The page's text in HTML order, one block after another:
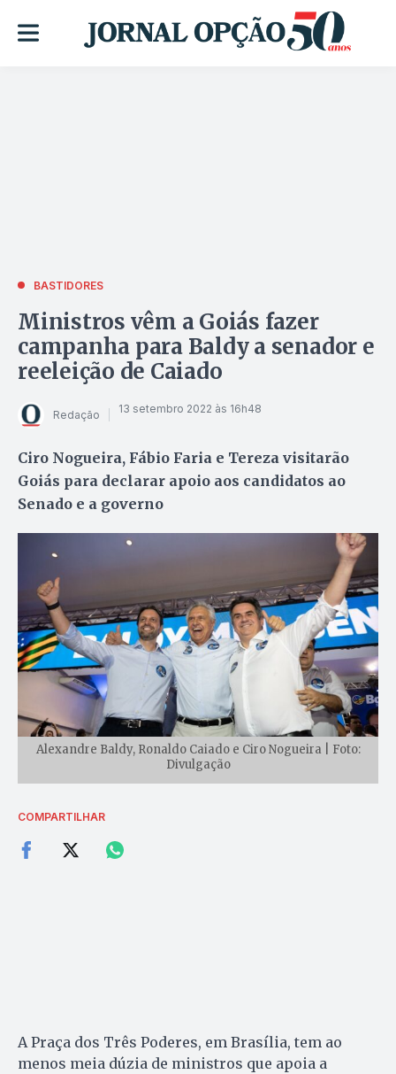
BASTIDORES
Ministros vêm a Goiás fazer
campanha para Baldy a senador e
reeleição de Caiado
Redação 13 setembro 2022 às 16h48
Ciro Nogueira, Fábio Faria e Tereza visitarão
Goiás para declarar apoio aos candidatos ao
Senado e a governo
Alexandre Baldy, Ronaldo Caiado e Ciro Nogueira | Foto:
Divulgação
COMPARTILHAR
A Praça dos Três Poderes, em Brasília, tem ao
menos meia dúzia de ministros que apoia a